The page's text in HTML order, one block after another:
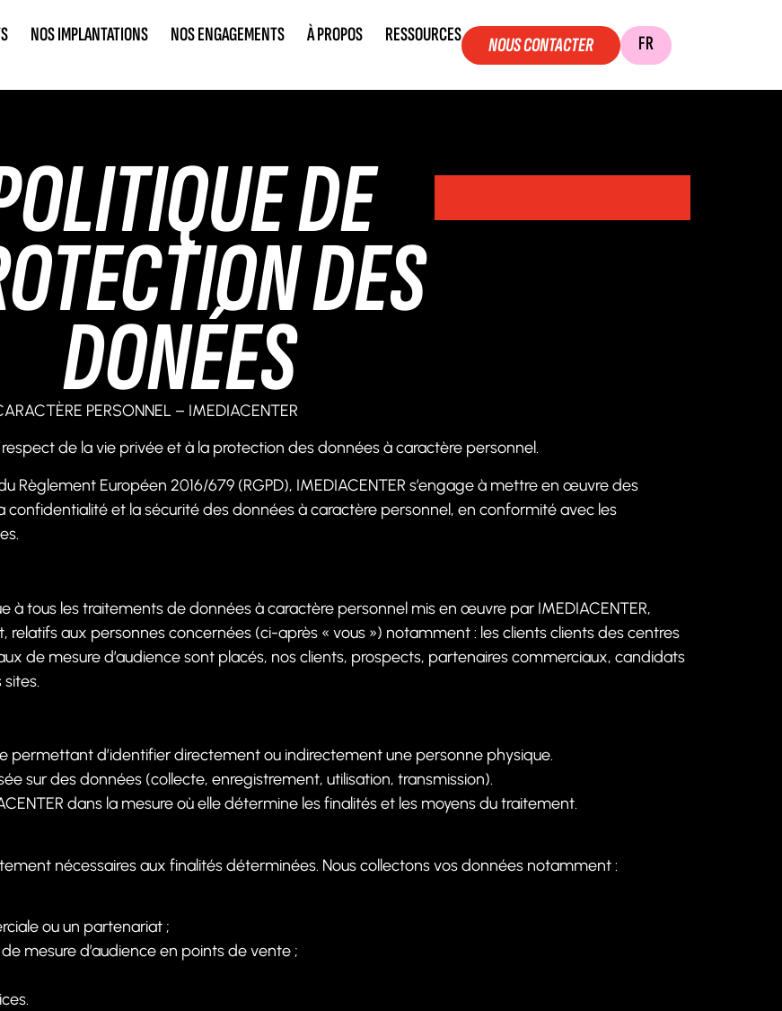
NOS IMPLANTATIONS NOS ENGAGEMENTS À PROPOS RESSOURCES NOUS CONTACTER FR
DE
DES
DONÉES
PERSONNEL – IMEDIACENTER
de la vie privée et à la protection des données à caractère personnel.
Règlement Européen 2016/679 (RGPD), IMEDIACENTER s’engage à mettre en œuvre des
confidentialité et la sécurité des données à caractère personnel, en conformité avec les
à tous les traitements de données à caractère personnel mis en œuvre par IMEDIACENTER,
aux personnes concernées (ci-après « vous ») notamment : les clients clients des centres
de mesure d’audience sont placés, nos clients, prospects, partenaires commerciaux, candidats
permettant d’identifier directement ou indirectement une personne physique.
sur des données (collecte, enregistrement, utilisation, transmission).
dans la mesure où elle détermine les finalités et les moyens du traitement.
nécessaires aux finalités déterminées. Nous collectons vos données notamment :
ou un partenariat ;
mesure d’audience en points de vente ;